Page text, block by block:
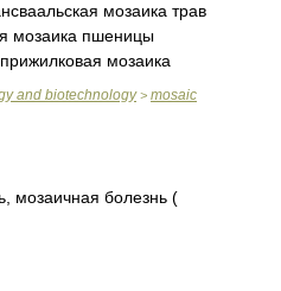
мозаика трав
мозаика пшеницы
мозаика
and biotechnology> mosaic
мозаичная болезнь (